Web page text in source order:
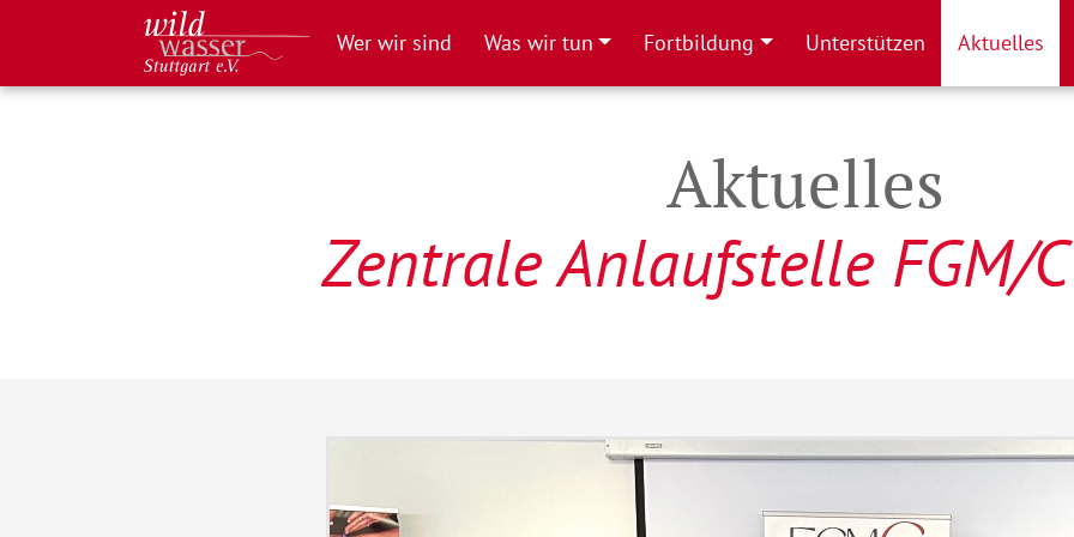
Inhalt
Wildwasser Stuttgart e.V.
Wer wir sind Was wir tun Fortbildung Unterstützen Aktuelles
Aktuelles
Zentrale Anlaufstelle FGM/